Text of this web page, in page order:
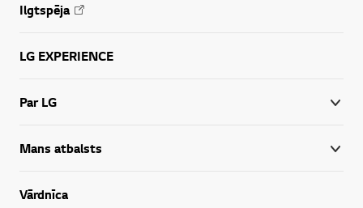
Ilgtspēja
LG EXPERIENCE
Par LG
Mans atbalsts
Vārdnīca